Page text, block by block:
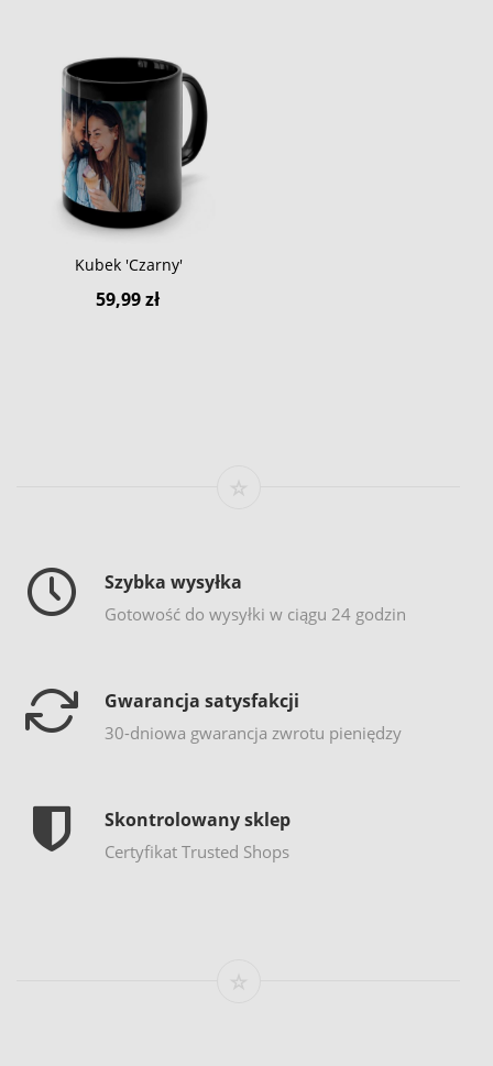
Kubek 'Czarny'
59,99 zł
Szybka wysyłka
Gotowość do wysyłki w ciągu 24 godzin
Gwarancja satysfakcji
30-dniowa gwarancja zwrotu pieniędzy
Skontrolowany sklep
Certyfikat Trusted Shops